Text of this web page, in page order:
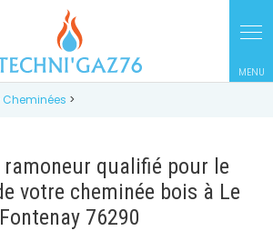
Cheminées >
qualifié pour le
votre cheminée bois à Le
Fontenay 76290
cookies